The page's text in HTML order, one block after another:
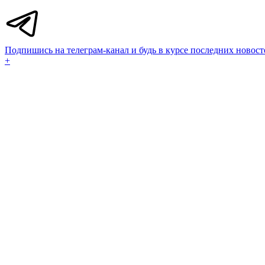
Подпишись на телеграм-канал и будь в курсе последних
+